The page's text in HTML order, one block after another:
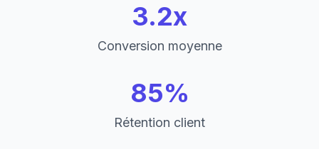
3.2x
Conversion moyenne
85%
Rétention client